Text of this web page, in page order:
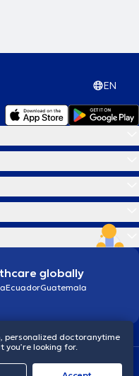
EN
globally
EcuadorGuatemala
Data Protection Policy
personalized doctoranytime
you’re looking for.